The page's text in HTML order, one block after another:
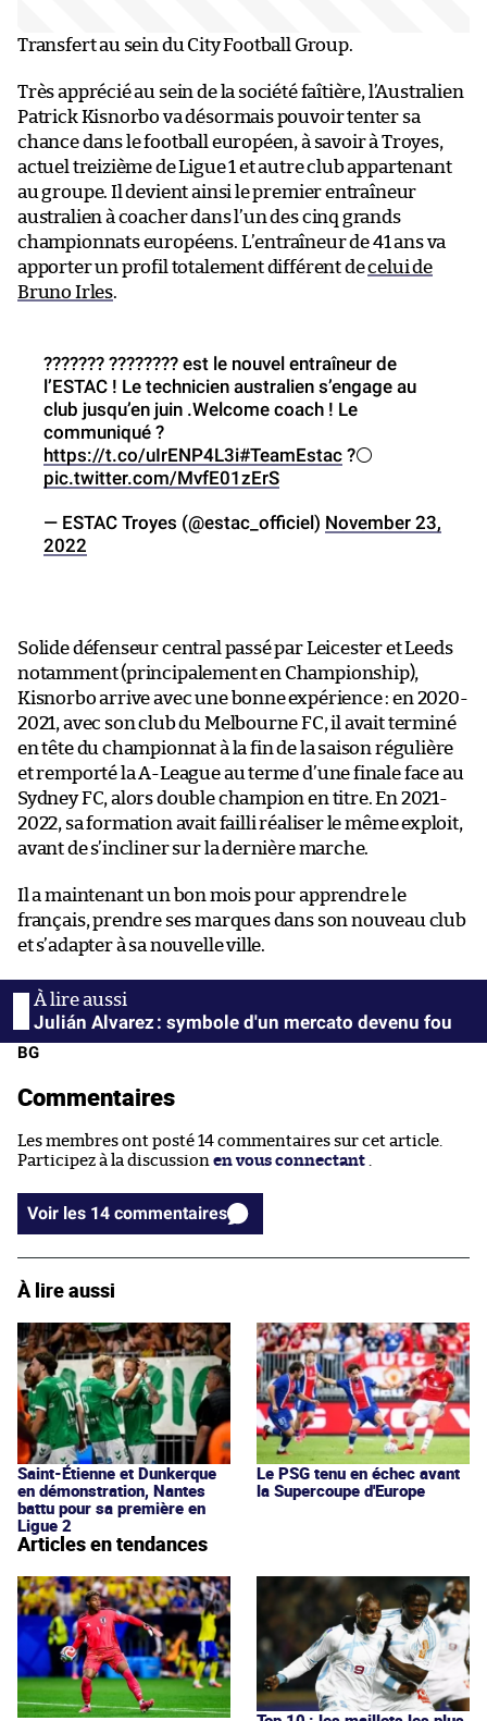
Transfert au sein du City Football Group.
Très apprécié au sein de la société faîtière, l’Australien
Patrick Kisnorbo va désormais pouvoir tenter sa
chance dans le football européen, à savoir à Troyes,
actuel treizième de Ligue 1 et autre club appartenant
au groupe. Il devient ainsi le premier entraîneur
australien à coacher dans l’un des cinq grands
championnats européens. L’entraîneur de 41 ans va
apporter un profil totalement différent decelui de
Bruno Irles.
??????? ???????? est le nouvel entraîneur de
l’ESTAC ! Le technicien australien s’engage au
club jusqu’en juin .Welcome coach ! Le
communiqué ?
https://t.co/uIrENP4L3i#TeamEstac ?⚪️
pic.twitter.com/MvfE01zErS
— ESTAC Troyes (@estac_officiel) November 23,
2022
Solide défenseur central passé par Leicester et Leeds
notamment (principalement en Championship),
Kisnorbo arrive avec une bonne expérience : en 2020-
2021, avec son club du Melbourne FC, il avait terminé
en tête du championnat à la fin de la saison régulière
et remporté la A-League au terme d’une finale face au
Sydney FC, alors double champion en titre. En 2021-
2022, sa formation avait failli réaliser le même exploit,
avant de s’incliner sur la dernière marche.
Il a maintenant un bon mois pour apprendre le
français, prendre ses marques dans son nouveau club
et s’adapter à sa nouvelle ville.
Julián Alvarez : symbole d'un mercato devenu fou
BG
Commentaires
Les membres ont posté 14 commentaires sur cet article.
Participez à la discussion en vous connectant
Voir les 14 commentaires
À lire aussi
Saint-Étienne et Dunkerque
en démonstration, Nantes
battu pour sa première en
Ligue 2
Le PSG tenu en échec avant
la Supercoupe d'Europe
Articles en tendances